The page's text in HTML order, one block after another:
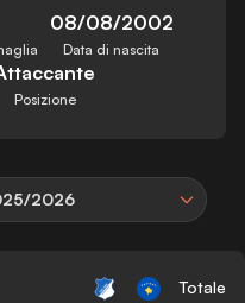
08/08/2002
Data di nascita
Posizione
2026
Totale